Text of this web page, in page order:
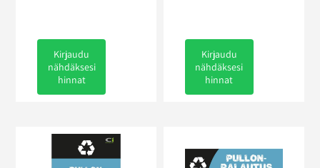
Kirjaudu
nähdäksesi
hinnat
Kirjaudu
nähdäksesi
hinnat